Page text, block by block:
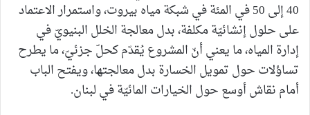
40 إلى 50 في المئة في شبكة مياه بيروت، واستمرار الاعتماد
على حلول إنشائيّة مكلفة، بدل معالجة الخلل البنيويّ في
إدارة المياه، ما يعني أنّ المشروع يُقدّم كحلّ جزئيّ، ما يطرح
تساؤلات حول تمويل الخسارة بدل معالجتها، ويفتح الباب
أمام نقاش أوسع حول الخيارات المائيّة في لبنان.